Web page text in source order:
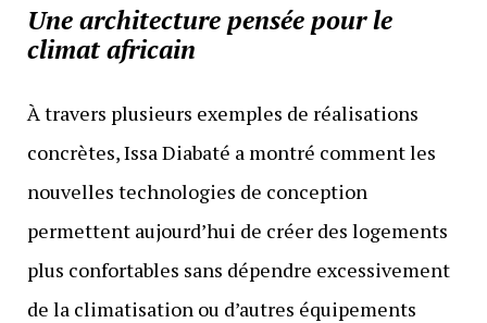
Une architecture pensée pour le
climat africain
À travers plusieurs exemples de réalisations
concrètes, Issa Diabaté a montré comment les
nouvelles technologies de conception
permettent aujourd’hui de créer des logements
plus confortables sans dépendre excessivement
de la climatisation ou d’autres équipements